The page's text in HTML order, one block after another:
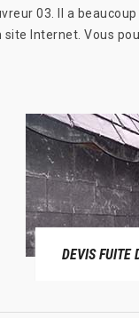
03. Il a
Internet. Vous
DEVIS FUITE